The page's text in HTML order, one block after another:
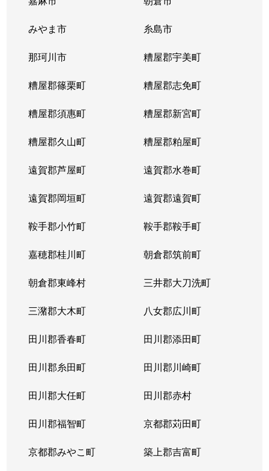
みやま市 糸島市
那珂川市 糟屋郡宇美町
糟屋郡篠栗町 糟屋郡志免町
糟屋郡須惠町 糟屋郡新宮町
糟屋郡久山町 糟屋郡粕屋町
遠賀郡芦屋町 遠賀郡水巻町
遠賀郡岡垣町 遠賀郡遠賀町
鞍手郡小竹町 鞍手郡鞍手町
嘉穂郡桂川町 朝倉郡筑前町
朝倉郡東峰村 三井郡大刀洗町
三潴郡大木町 八女郡広川町
田川郡香春町 田川郡添田町
田川郡糸田町 田川郡川崎町
田川郡大任町 田川郡赤村
田川郡福智町 京都郡苅田町
京都郡みやこ町 築上郡吉富町